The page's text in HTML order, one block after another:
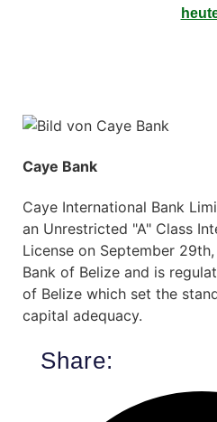
Caye Bank
Caye International Bank
an Unrestricted "A" Class
License on September
Bank of Belize and is
of Belize which set the
capital adequacy.
Share: